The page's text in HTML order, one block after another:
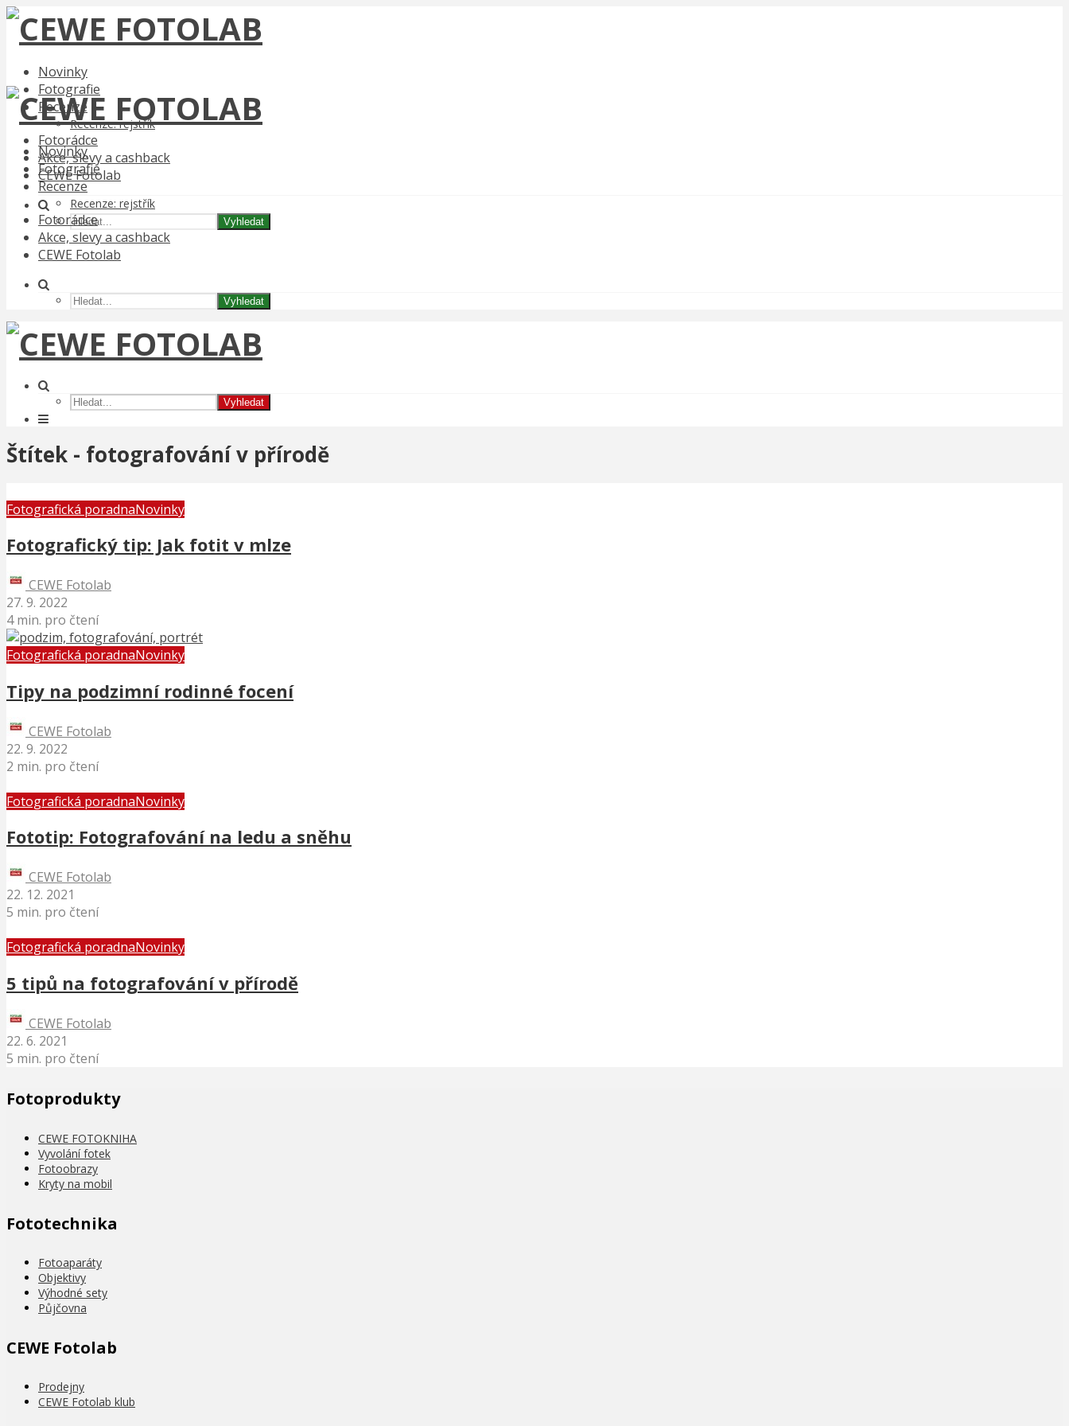
Novinky
Fotografie
Recenze
Recenze: rejstřík
Fotorádce
Akce, slevy a cashback
CEWE Fotolab
Vyhledat
Novinky
Fotografie
Recenze
Recenze: rejstřík
Fotorádce
Akce, slevy a cashback
CEWE Fotolab
Vyhledat
Vyhledat
Štítek - fotografování v přírodě
Fotografická poradnaNovinky
Fotografický tip: Jak fotit v mlze
CEWE Fotolab
27. 9. 2022
4 min. pro čtení
Fotografická poradnaNovinky
Tipy na podzimní rodinné focení
CEWE Fotolab
22. 9. 2022
2 min. pro čtení
Fotografická poradnaNovinky
Fototip: Fotografování na ledu a sněhu
CEWE Fotolab
22. 12. 2021
5 min. pro čtení
Fotografická poradnaNovinky
5 tipů na fotografování v přírodě
CEWE Fotolab
22. 6. 2021
5 min. pro čtení
Fotoprodukty
CEWE FOTOKNIHA
Vyvolání fotek
Fotoobrazy
Kryty na mobil
Fototechnika
Fotoaparáty
Objektivy
Výhodné sety
Půjčovna
CEWE Fotolab
Prodejny
CEWE Fotolab klub